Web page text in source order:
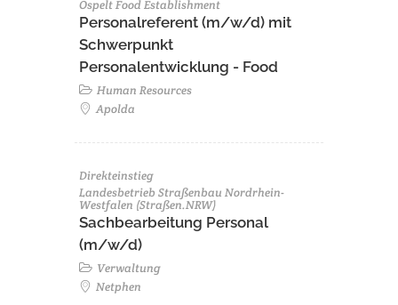
Ospelt Food Establishment
Personalreferent (m/w/d) mit
Schwerpunkt
Personalentwicklung - Food
Human Resources
Apolda
Direkteinstieg
Landesbetrieb Straßenbau Nordrhein-
Westfalen (Straßen.NRW)
Sachbearbeitung Personal
(m/w/d)
Verwaltung
Netphen